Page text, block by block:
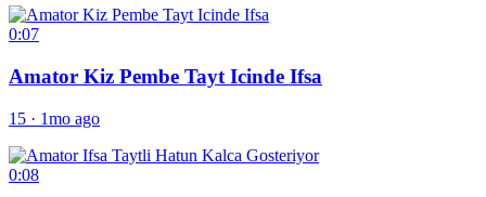
0:07
Amator Kiz Pembe Tayt Icinde Ifsa
15 · 1mo ago
0:08